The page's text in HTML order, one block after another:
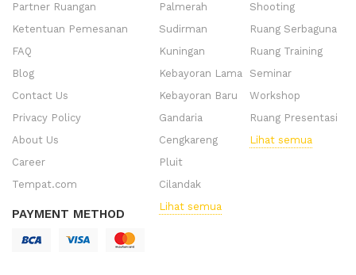
Partner Ruangan
Ketentuan Pemesanan
FAQ
Blog
Contact Us
Privacy Policy
About Us
Career
Tempat.com
PAYMENT METHOD
Palmerah
Sudirman
Kuningan
Kebayoran Lama
Kebayoran Baru
Gandaria
Cengkareng
Pluit
Cilandak
Lihat semua
Shooting
Ruang Serbaguna
Ruang Training
Seminar
Workshop
Ruang Presentasi
Lihat semua